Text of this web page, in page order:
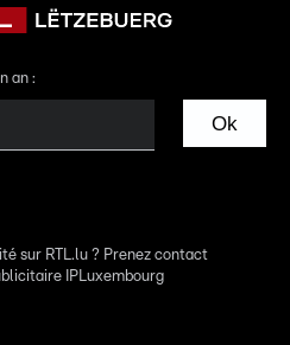
an :
Ok
sur RTL.lu ? Prenez contact
IPLuxembourg